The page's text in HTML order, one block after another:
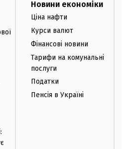
Новини економіки
Ціна нафти
Курси валют
Фінансові новини
Тарифи на комунальні
послуги
Податки
Пенсія в Україні